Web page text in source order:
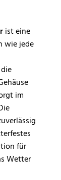
ist eine
wie jede
im
für
Wetter